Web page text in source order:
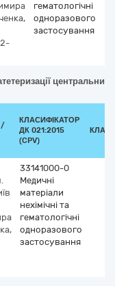
гематологічні
одноразового
застосування
центральних
/
КЛАСИФІКАТОР
ДК 021:2015
(CPV)
33141000-0
Медичні
матеріали
нехімічні та
гематологічні
одноразового
застосування